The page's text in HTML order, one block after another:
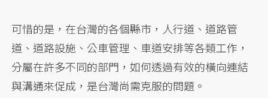
可惜的是，在台灣的各個縣市，人行道、道路管
道、道路設施、公車管理、車道安排等各類工作，
分屬在許多不同的部門，如何透過有效的橫向連結
與溝通來促成，是台灣尚需克服的問題。